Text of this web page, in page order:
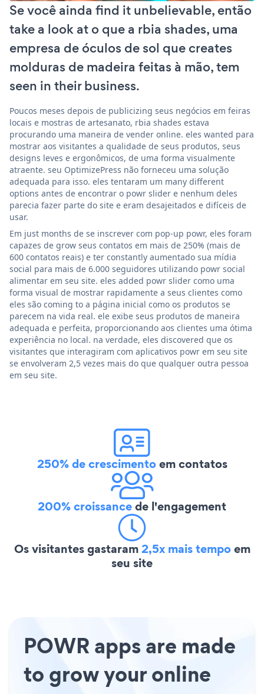
Se você ainda find it unbelievable, então
take a look at o que a rbia shades, uma
empresa de óculos de sol que creates
molduras de madeira feitas à mão, tem
seen in their business.
Poucos meses depois de publicizing seus negócios em feiras
locais e mostras de artesanato, rbia shades estava
procurando uma maneira de vender online. eles wanted para
mostrar aos visitantes a qualidade de seus produtos, seus
designs leves e ergonômicos, de uma forma visualmente
atraente. seu OptimizePress não forneceu uma solução
adequada para isso. eles tentaram um many different
options antes de encontrar o powr slider e nenhum deles
parecia fazer parte do site e eram desajeitados e difíceis de
usar.
Em just months de se inscrever com pop-up powr, eles foram
capazes de grow seus contatos em mais de 250% (mais de
600 contatos reais) e ter constantly aumentado sua mídia
social para mais de 6.000 seguidores utilizando powr social
alimentar em seu site. eles added powr slider como uma
forma visual de mostrar rapidamente a seus clientes como
eles são coming to a página inicial como os produtos se
parecem na vida real. ele exibe seus produtos de maneira
adequada e perfeita, proporcionando aos clientes uma ótima
experiência no local. na verdade, eles discovered que os
visitantes que interagiram com aplicativos powr em seu site
se envolveram 2,5 vezes mais do que qualquer outra pessoa
em seu site.
250% de crescimentoem contatos
200% croissancede l'engagement
Os visitantes gastaram2,5x mais tempoem
seu site
POWR apps are made
to grow your online